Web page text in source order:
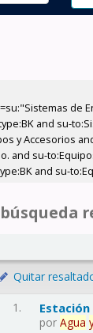
de
and su-
y Accesorios
and su-
and su-
búsqueda
Quitar
1.
porAgua